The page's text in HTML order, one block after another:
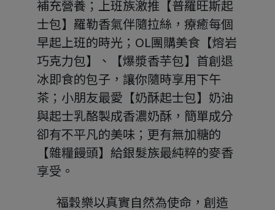
補充營養；上班族激推【普羅旺斯起
士包】羅勒香氣伴隨拉絲，療癒每個
早起上班的時光；OL團購美食【熔岩
巧克力包】、【爆漿香芋包】首創退
冰即食的包子，讓你隨時享用下午
茶；小朋友最愛【奶酥起士包】奶油
與起士乳酪製成香濃奶酥，簡單成分
卻有不平凡的美味；更有無加糖的
【雜糧饅頭】給銀髮族最純粹的麥香
享受。